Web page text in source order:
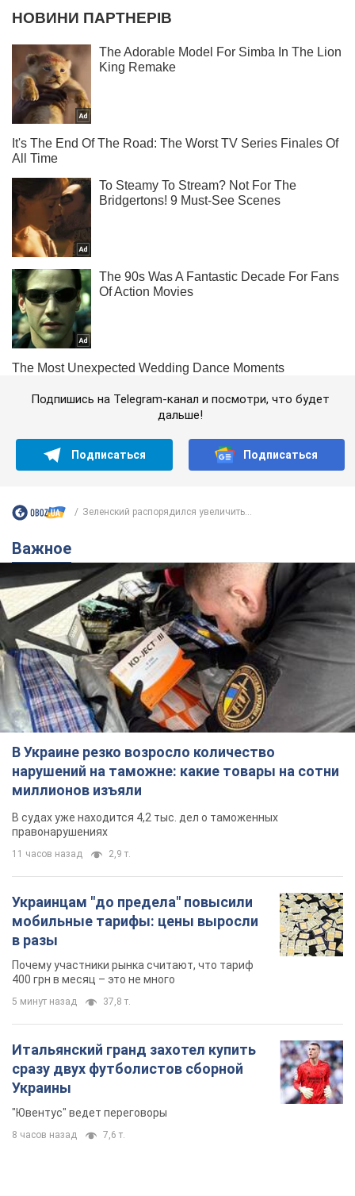
Подпишись на Telegram-канал и посмотри, что будет
дальше!
Подписаться Подписаться
Зеленский распорядился увеличить...
Важное
В Украине резко возросло количество
нарушений на таможне: какие товары на сотни
миллионов изъяли
В судах уже находится 4,2 тыс. дел о таможенных
правонарушениях
11 часов назад 2,9 т.
Украинцам "до предела" повысили
мобильные тарифы: цены выросли
в разы
Почему участники рынка считают, что тариф
400 грн в месяц – это не много
5 минут назад 37,8 т.
Итальянский гранд захотел купить
сразу двух футболистов сборной
Украины
"Ювентус" ведет переговоры
8 часов назад 7,6 т.